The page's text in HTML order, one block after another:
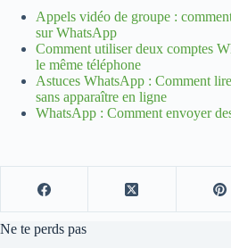
Appels vidéo de groupe :
sur WhatsApp
Comment utiliser deux comptes
le même téléphone
Astuces WhatsApp : Comment
sans apparaître en ligne
WhatsApp : Comment envoyer
Ne te perds pas